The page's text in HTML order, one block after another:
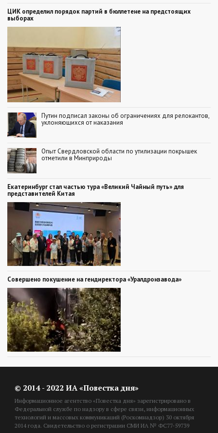
ЦИК определил порядок партий в бюллетене на предстоящих
выборах
Путин подписал законы об ограничениях для релокантов,
уклоняющихся от наказания
Опыт Свердловской области по утилизации покрышек
отметили в Минприроды
Екатеринбург стал частью тура «Великий Чайный путь» для
представителей Китая
Совершено покушение на гендиректора «Уралдронзавода»
© 2014 - 2022 ИА «Повестка дня»
Информационное агентство «Повестка дня» зарегистрировано в
Федеральной службе по надзору в сфере связи, информационных
технологий и массовых коммуникаций (Роскомнадзор) 30 октября
2014 года. Свидетельство о регистрации СМИ ИА № ФС77-59739